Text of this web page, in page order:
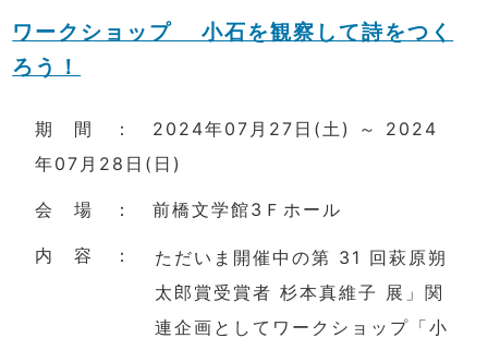
ワークショップ 小石を観察して詩をつく
ろう！
期 間 ： 2024年07月27日(土) ～ 2024
年07月28日(日)
会 場 ： 前橋文学館3Ｆホール
内 容 ：
ただいま開催中の第 31 回萩原朔
太郎賞受賞者 杉本真維子 展」関
連企画としてワークショップ「小